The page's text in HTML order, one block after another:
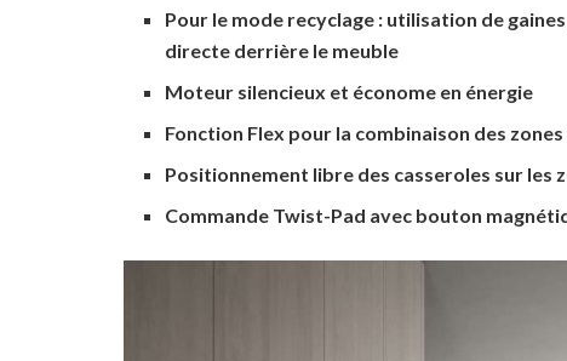
Pour le mode recyclage : utilisation de
directe derrière le meuble
Moteur silencieux et économe en énergie
Fonction Flex pour la combinaison des
Positionnement libre des casseroles sur les
Commande Twist-Pad avec bouton